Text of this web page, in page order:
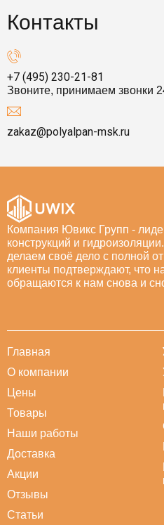
Контакты
+7 (495) 230-21-81
Звоните, принимаем звонки
zakaz@polyalpan-msk.ru
Компания Ювикс Групп -
конструкций и
делаем своё дело с полной
клиенты подтверждают, что
обращаются к нам снова и
Главная
О компании
Цены
Товары
Наши работы
Доставка
Акции
Отзывы
Статьи